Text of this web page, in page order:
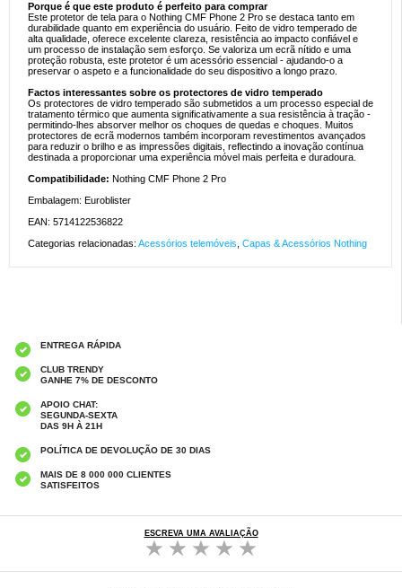
Porque é que este produto é perfeito para comprar
Este protetor de tela para o Nothing CMF Phone 2 Pro se destaca tanto em
durabilidade quanto em experiência do usuário. Feito de vidro temperado de
alta qualidade, oferece excelente clareza, resistência ao impacto confiável e
um processo de instalação sem esforço. Se valoriza um ecrã nítido e uma
proteção robusta, este protetor é um acessório essencial - ajudando-o a
preservar o aspeto e a funcionalidade do seu dispositivo a longo prazo.
Factos interessantes sobre os protectores de vidro temperado
Os protectores de vidro temperado são submetidos a um processo especial de
tratamento térmico que aumenta significativamente a sua resistência à tração -
permitindo-lhes absorver melhor os choques de quedas e choques. Muitos
protectores de ecrã modernos também incorporam revestimentos avançados
para reduzir o brilho e as impressões digitais, reflectindo a inovação contínua
destinada a proporcionar uma experiência móvel mais perfeita e duradoura.
Compatibilidade: Nothing CMF Phone 2 Pro
Embalagem: Euroblister
EAN: 5714122536822
Categorias relacionadas: Acessórios telemóveis Capas & Acessórios Nothing
ENTREGA RÁPIDA
CLUB TRENDY
GANHE 7% DE DESCONTO
APOIO CHAT:
SEGUNDA-SEXTA
DAS 9H À 21H
POLÍTICA DE DEVOLUÇÃO DE 30 DIAS
MAIS DE 8 000 000 CLIENTES
SATISFEITOS
ESCREVA UMA AVALIAÇÃO